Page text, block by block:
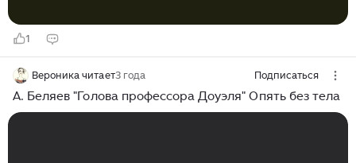
1
Вероника читает3 года Подписаться
А. Беляев "Голова профессора Доуэля" Опять без тела